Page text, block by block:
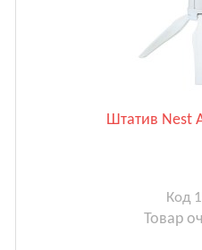
Штатив Nest
Код
Товар